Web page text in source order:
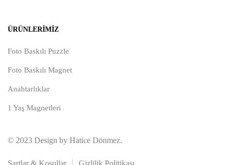
ÜRÜNLERIMIZ
Foto Baskılı Puzzle
Foto Baskılı Magnet
Anahtarlıklar
1 Yaş Magnetleri
© 2023 Design by Hatice Dönmez.
Şartlar & Koşullar Gizlilik Politikası